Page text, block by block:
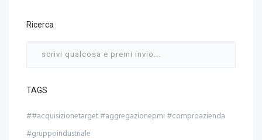
Ricerca
TAGS
##acquisizionetarget #aggregazionepmi #comproazienda
#gruppoindustriale